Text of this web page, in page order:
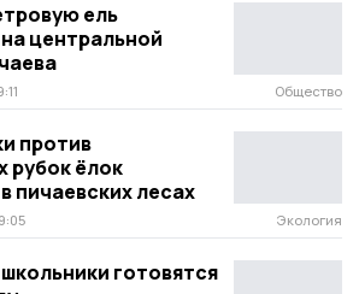
ель
центральной
Общество
против
рубок ёлок
пичаевских лесах
Экология
готовятся